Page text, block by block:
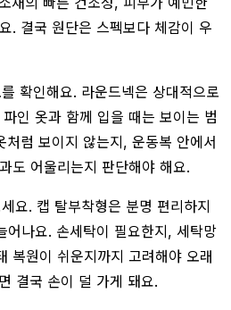
. 결국 원단은 스펙보다 체감이 우
를 확인해요. 라운드넥은 상대적으로
인 옷과 함께 입을 때는 보이는 범
처럼 보이지 않는지, 운동복 안에서
도 어울리는지 판단해야 해요.
요. 캡 탈부착형은 분명 편리하지
어나요. 손세탁이 필요한지, 세탁망
복원이 쉬운지까지 고려해야 오래
결국 손이 덜 가게 돼요.